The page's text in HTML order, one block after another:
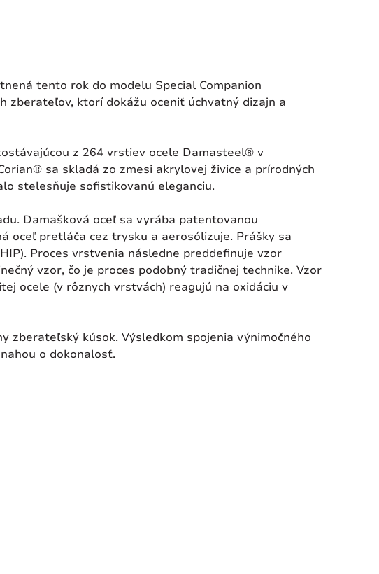
tento rok do modelu Special Companion
zberateľov, ktorí dokážu oceniť úchvatný dizajn a
z 264 vrstiev ocele Damasteel® v
sa skladá zo zmesi akrylovej živice a prírodných
stelesňuje sofistikovanú eleganciu.
Damašková oceľ sa vyrába patentovanou
oceľ pretláča cez trysku a aerosólizuje. Prášky sa
Proces vrstvenia následne preddefinuje vzor
vzor, čo je proces podobný tradičnej technike. Vzor
ocele (v rôznych vrstvách) reagujú na oxidáciu v
zberateľský kúsok. Výsledkom spojenia výnimočného
o dokonalosť.